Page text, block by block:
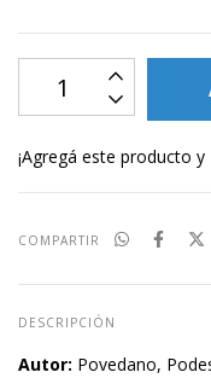
¡Agregá este producto y
COMPARTIR
DESCRIPCIÓN
Autor: Povedano,